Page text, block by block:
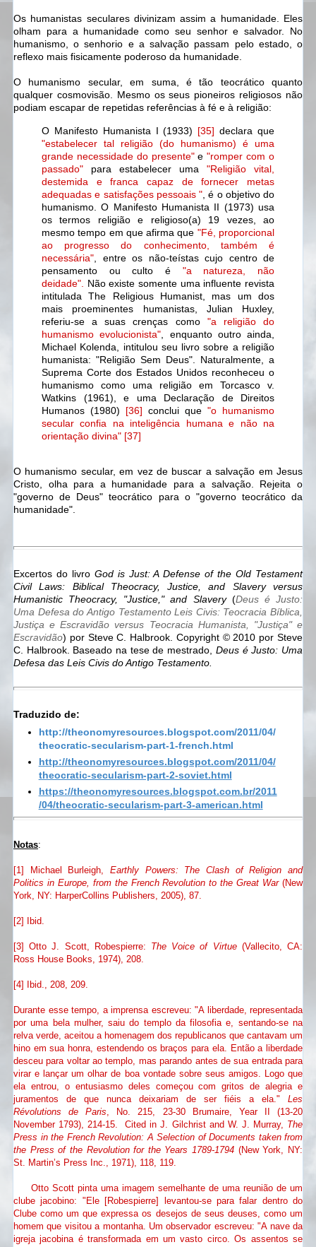
Os humanistas seculares divinizam assim a humanidade. Eles
olham para a humanidade como seu senhor e salvador. No
humanismo, o senhorio e a salvação passam pelo estado, o
reflexo mais fisicamente poderoso da humanidade.
O humanismo secular, em suma, é tão teocrático quanto
qualquer cosmovisão. Mesmo os seus pioneiros religiosos não
podiam escapar de repetidas referências à fé e à religião:
O Manifesto Humanista I (1933) [35]declara que
"estabelecer tal religião (do humanismo) é uma
grande necessidade do presente"e"romper com o
passado" para estabelecer uma "Religião vital,
destemida e franca capaz de fornecer metas
adequadas e satisfações pessoais " , é o objetivo do
humanismo. O Manifesto Humanista II (1973) usa
os termos religião e religioso(a) 19 vezes, ao
mesmo tempo em que afirma que "Fé, proporcional
ao progresso do conhecimento, também é
necessária" , entre os não-teístas cujo centro de
pensamento ou culto é "a natureza, não
deidade".
Não existe somente uma influente revista
intitulada The Religious Humanist, mas um dos
mais proeminentes humanistas,
Julian Huxley,
referiu-se a suas crenças como "a religião do
humanismo evolucionista" , enquanto outro ainda,
Michael Kolenda, intitulou seu livro sobre a religião
humanista: "Religião Sem Deus". Naturalmente, a
Suprema Corte dos Estados Unidos reconheceu o
humanismo como uma religião em Torcasco v.
Watkins (1961), e uma Declaração de Direitos
Humanos (1980)
[36] conclui que "o humanismo
secular confia na inteligência humana e não na
orientação divina" [37]
O humanismo secular, em vez de buscar a salvação em Jesus
Cristo, olha para a humanidade para a salvação. Rejeita o
"governo de Deus" teocrático para o "governo teocrático da
humanidade".
Excertos do livro God is Just: A Defense of the Old Testament
Civil Laws: Biblical Theocracy, Justice, and Slavery versus
Humanistic Theocracy, "Justice," and Slavery (Deus é Justo:
Uma Defesa do Antigo Testamento Leis Civis: Teocracia Bíblica,
Justiça e Escravidão versus Teocracia Humanista, "Justiça" e
Escravidão) por Steve C. Halbrook. Copyright © 2010 por Steve
C. Halbrook. Baseado na tese de mestrado, Deus é Justo: Uma
Defesa das Leis Civis do Antigo Testamento.
Traduzido de:
http://theonomyresources.blogspot.com/2011/04/
theocratic-secularism-part-1-french.html
http://theonomyresources.blogspot.com/2011/04/
theocratic-secularism-part-2-soviet.html
https://theonomyresources.blogspot.com.br/2011
/04/theocratic-secularism-part-3-american.html
Notas:
[1] Michael Burleigh,
Earthly Powers: The Clash of Religion and
Politics in Europe, from the French Revolution to the Great War(New
York, NY: HarperCollins Publishers, 2005), 87.
[2] Ibid.
[3] Otto J. Scott, Robespierre: The Voice of Virtue(Vallecito, CA:
Ross House Books, 1974), 208.
[4] Ibid., 208, 209.
Durante esse tempo, a imprensa escreveu: "A liberdade, representada
por uma bela mulher, saiu do templo da filosofia e, sentando-se na
relva verde, aceitou a homenagem dos republicanos que cantavam um
hino em sua honra, estendendo os braços para ela. Então a liberdade
desceu para voltar ao templo, mas parando antes de sua entrada para
virar e lançar um olhar de boa vontade sobre seus amigos. Logo que
ela entrou, o entusiasmo deles começou com gritos de alegria e
juramentos de que nunca deixariam de ser fiéis a ela." Les
Révolutions de Paris , No. 215, 23-30 Brumaire, Year II (13-20
November 1793), 214-15. Cited in J. Gilchrist and W. J. Murray, The
Press in the French Revolution: A Selection of Documents taken from
the Press of the Revolution for the Years 1789-1794 (New York, NY:
St. Martin’s Press Inc., 1971), 118, 119.
Otto Scott pinta uma imagem semelhante de uma reunião de um
clube jacobino: "Ele [Robespierre] levantou-se para falar dentro do
Clube como um que expressa os desejos de seus deuses, como um
homem que visitou a montanha. Um observador escreveu: "A nave da
igreja jacobina é transformada em um vasto circo. Os assentos se